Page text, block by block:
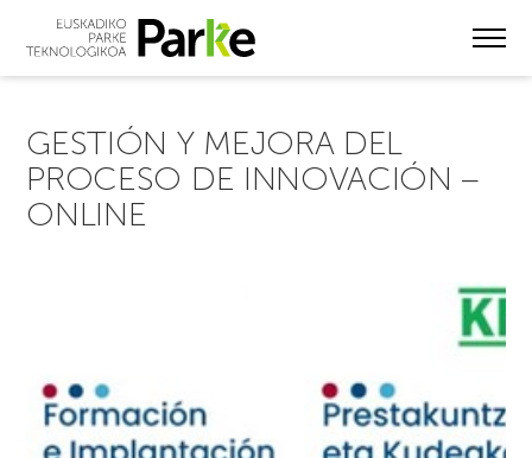
GESTIÓN Y MEJORA DEL
PROCESO DE INNOVACIÓN –
ONLINE